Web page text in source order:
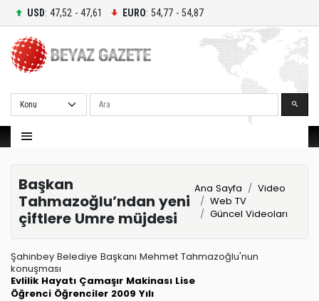
USD: 47,52 - 47,61 EURO: 54,77 - 54,87
Ara
Başkan
Tahmazoğlu’ndan yeni
çiftlere Umre müjdesi
Ana Sayfa
Video
Web TV
Güncel Videoları
Şahinbey Belediye Başkanı Mehmet Tahmazoğlu'nun
konuşması
Evlilik Hayatı Çamaşır Makinası Lise
Öğrenci Öğrenciler 2009 Yılı